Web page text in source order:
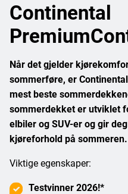
Continental
Når det gjelder
sommerføre, er
mest beste
sommerdekket er utviklet
elbiler og SUV-er og gir
kjøreforhold på sommeren.
Viktige egenskaper:
Testvinner 2026!*